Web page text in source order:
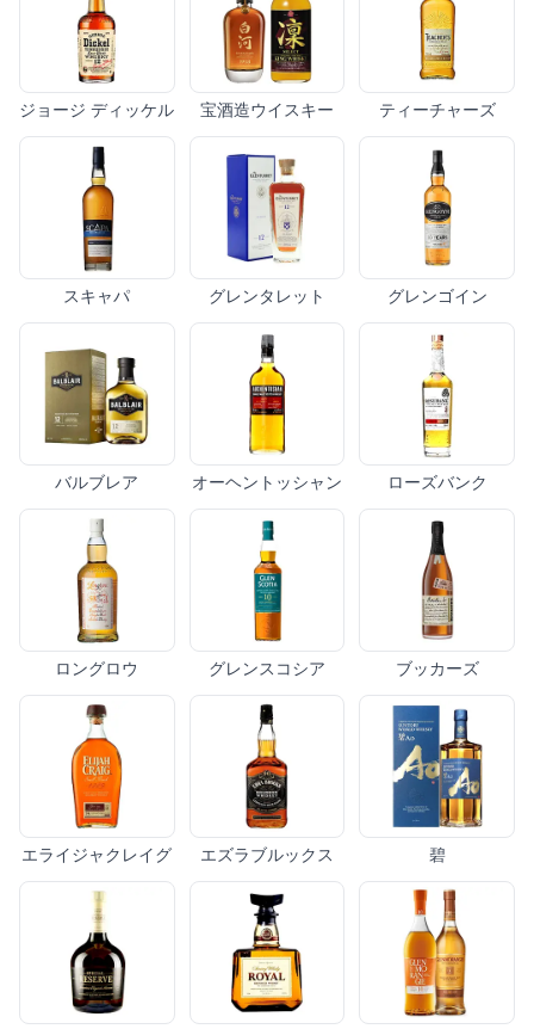
ジョージ ディッケル 宝酒造ウイスキー ティーチャーズ
スキャパ グレンタレット グレンゴイン
バルブレア オーヘントッシャン ローズバンク
ロングロウ グレンスコシア ブッカーズ
エライジャクレイグ エズラブルックス 碧